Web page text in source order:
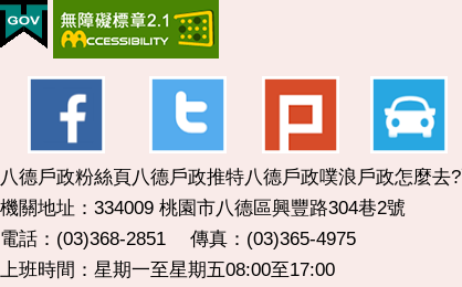
八德戶政粉絲頁 八德戶政推特八德戶政噗浪戶政怎麼去?
機關地址：334009 桃園市八德區興豐路304巷2號
電話：(03)368-2851 傳真：(03)365-4975
上班時間：星期一至星期五08:00至17:00